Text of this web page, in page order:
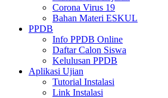
Corona Virus 19
Bahan Materi ESKUL
PPDB
Info PPDB Online
Daftar Calon Siswa
Kelulusan PPDB
Aplikasi Ujian
Tutorial Instalasi
Link Instalasi